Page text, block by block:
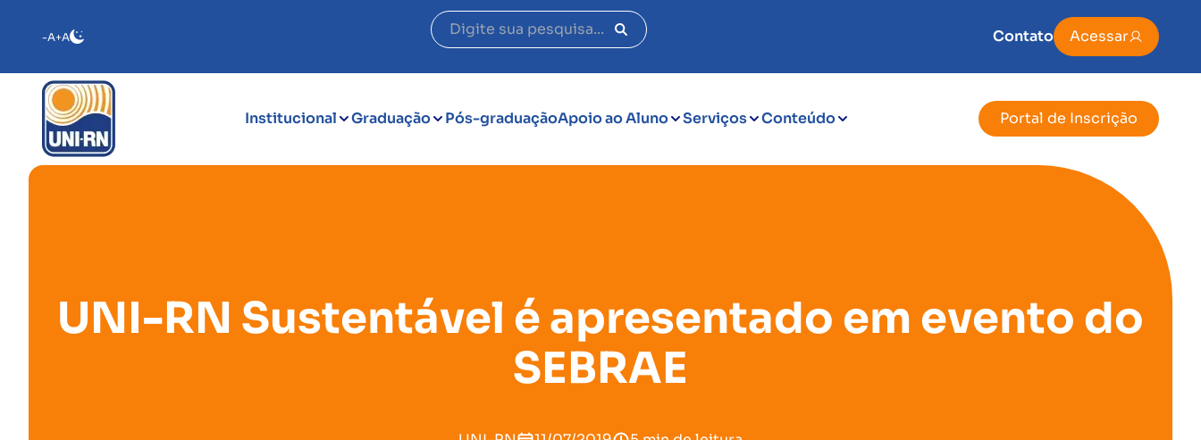
-A+A Contato Acessar
Institucional Graduação Pós-graduaçãoApoio ao Aluno Serviços Conteúdo Portal de Inscrição
UNI-RN Sustentável é apresentado em evento do
SEBRAE